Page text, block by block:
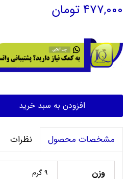
۴۷۷,۰۰۰ تومان
افزودن به سبد خرید
مشخصات محصول نظرات
وزن ۹ گرم